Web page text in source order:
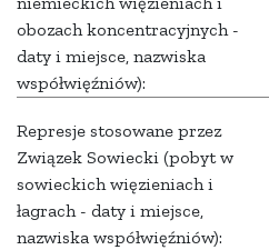
obozach koncentracyjnych -
daty i miejsce, nazwiska
współwięźniów):
Represje stosowane przez
Związek Sowiecki (pobyt w
sowieckich więzieniach i
łagrach - daty i miejsce,
nazwiska współwięźniów):